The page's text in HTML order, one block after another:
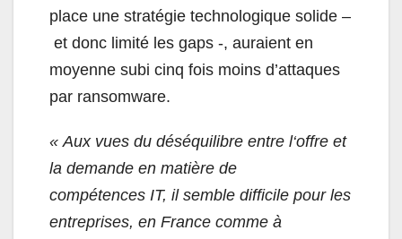
place une stratégie technologique solide –
et donc limité les gaps -, auraient en
moyenne subi cinq fois moins d’attaques
par ransomware.
« Aux vues du déséquilibre entre l‘offre et
la demande en matière de
compétences IT, il semble difficile pour les
entreprises, en France comme à